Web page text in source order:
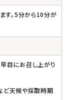
す。5分から10分が
目にお召し上がり
ど天候や採取時期